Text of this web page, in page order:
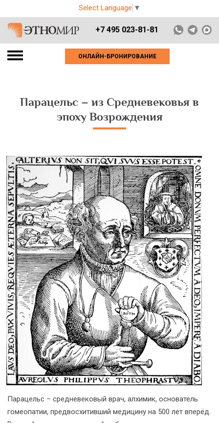
Select Language ▼
+7 495 023-81-81
ОНЛАЙН-БРОНИРОВАНИЕ
Парацельс – из Средневековья в
эпоху Возрождения
Парацельс – средневековый врач, алхимик, основатель
гомеопатии, предвосхитивший медицину на 500 лет вперёд.